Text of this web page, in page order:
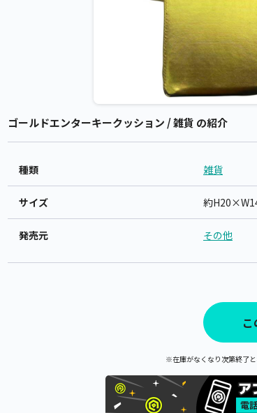
ゴールドエンターキークッション / 雑貨 の紹介
種類 雑貨
サイズ 約
発売元 その他
※在庫がなくなり次第終了と